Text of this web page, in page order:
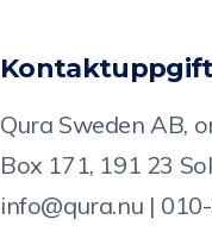
Qura Sweden AB,
Box 171, 191 23
info@qura.nu |